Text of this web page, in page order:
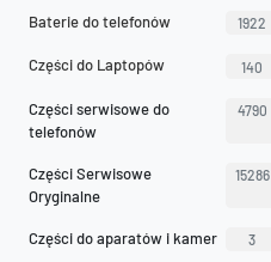
Baterie do telefonów 1922
Części do Laptopów 140
Części serwisowe do
telefonów
4790
Części Serwisowe
Oryginalne
15286
Części do aparatów i kamer 3